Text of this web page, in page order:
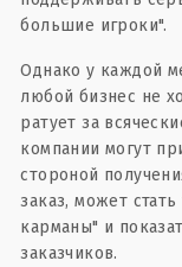
большие игроки".
Однако у каждой
любой бизнес не
ратует за
компании могут
стороной
заказ, может
карманы" и
заказчиков.